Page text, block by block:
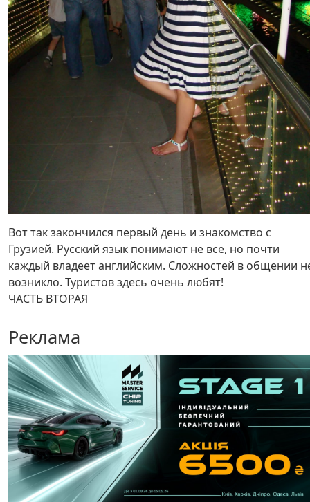
Вот так закончился первый день и знакомство с
Грузией. Русский язык понимают не все, но почти
каждый владеет английским. Сложностей в общении
возникло. Туристов здесь очень любят!
ЧАСТЬ ВТОРАЯ
Реклама